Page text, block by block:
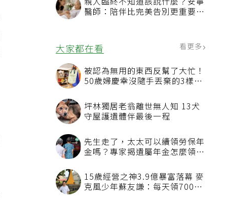
親人臨終不知道該說什麼？安寧
醫師：陪伴比完美告別更重要，
大家都在看
被認為無用的東西反幫了大忙！
50歲婦慶幸沒隨手丟棄的3樣物
坪林獨居老翁離世無人知 13犬
守屋護遺體伴最後一程
先生走了，太太可以續領勞保年
看順位還要看資格
15歲經營之神3.9億暴富落幕 麥